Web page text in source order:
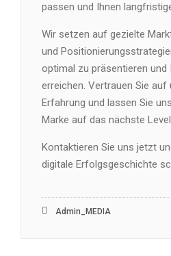
passen und Ihnen
Wir setzen auf gezielte
und
optimal zu präsentieren und
erreichen. Vertrauen Sie auf
Erfahrung und lassen Sie
Marke auf das nächste
Kontaktieren Sie uns jetzt
digitale Erfolgsgeschichte
Admin_MEDIA